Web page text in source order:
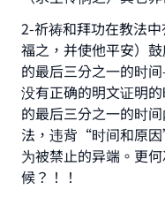
2-祈祷和拜功在教法
福之，并使他平安）
的最后三分之一的时
没有正确的明文证明
的最后三分之一的时
法，违背“时间和原
为被禁止的异端。更
候？！！
Make an